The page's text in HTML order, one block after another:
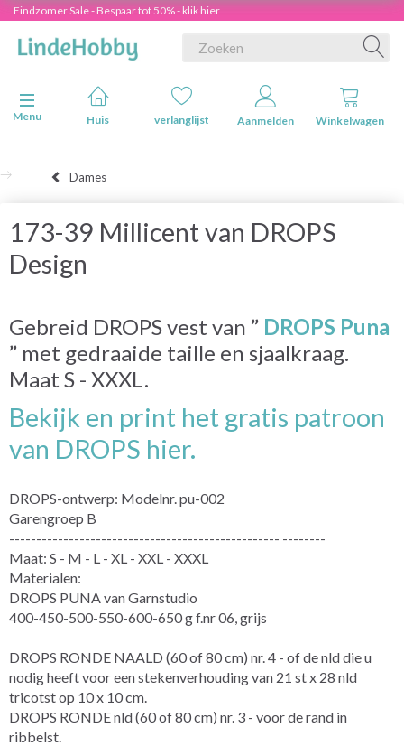
Eindzomer Sale - Bespaar tot 50% - klik hier
Navigatie in-/uitschakelen
Menu
Huis verlanglijst Aanmelden Winkelwagen
Dames
173-39 Millicent van DROPS
Design
Gebreid DROPS vest van ” DROPS Puna
” met gedraaide taille en sjaalkraag.
Maat S - XXXL.
Bekijk en print het gratis patroon
van DROPS hier.
DROPS-ontwerp: Modelnr. pu-002
Garengroep B
-------------------------------------------------- --------
Maat: S - M - L - XL - XXL - XXXL
Materialen:
DROPS PUNA van Garnstudio
400-450-500-550-600-650 g f.nr 06, grijs
DROPS RONDE NAALD (60 of 80 cm) nr. 4 - of de nld die u
nodig heeft voor een stekenverhouding van 21 st x 28 nld
tricotst op 10 x 10 cm.
DROPS RONDE nld (60 of 80 cm) nr. 3 - voor de rand in
ribbelst.